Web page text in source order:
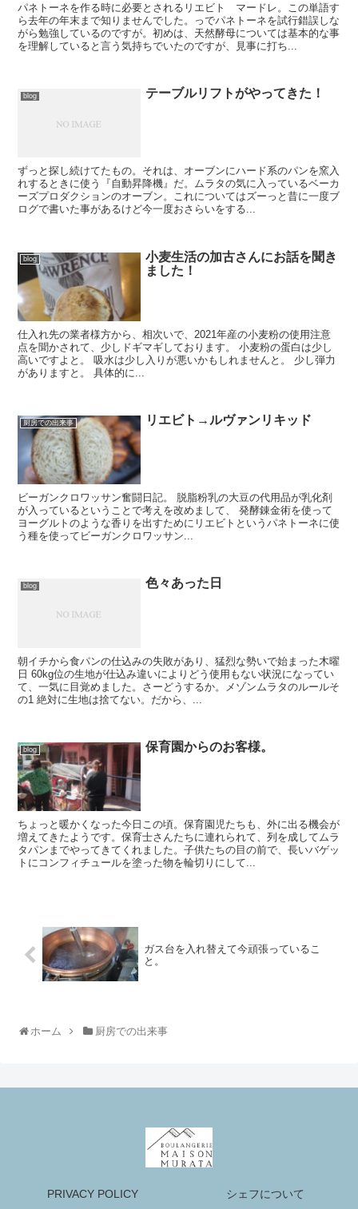
パネトーネを作る時に必要とされるリエビト マードレ。この単語す
ら去年の年末まで知りませんでした。っでパネトーネを試行錯誤しな
がら勉強しているのですが。初めは、天然酵母については基本的な事
を理解していると言う気持ちでいたのですが、見事に打ち...
blog テーブルリフトがやってきた！
ずっと探し続けてたもの。それは、オーブンにハード系のパンを窯入
れするときに使う『自動昇降機』だ。ムラタの気に入っているベーカ
ーズプロダクションのオーブン。これについてはズーっと昔に一度ブ
ログで書いた事があるけど今一度おさらいをする...
blog
小麦生活の加古さんにお話を聞き
ました！
仕入れ先の業者様方から、相次いで、2021年産の小麦粉の使用注意
点を聞かされて、少しドギマギしております。 小麦粉の蛋白は少し
高いですよと。 吸水は少し入りが悪いかもしれませんと。 少し弾力
がありますと。 具体的に...
厨房での出来事 リエビト→ルヴァンリキッド
ビーガンクロワッサン奮闘日記。 脱脂粉乳の大豆の代用品が乳化剤
が入っているということで考えを改めまして、 発酵錬金術を使って
ヨーグルトのような香りを出すためにリエビトというパネトーネに使
う種を使ってビーガンクロワッサン...
blog 色々あった日
朝イチから食パンの仕込みの失敗があり、猛烈な勢いで始まった木曜
日 60kg位の生地が仕込み違いによりどう使用もない状況になってい
て、一気に目覚めました。さーどうするか。メゾンムラタのルールそ
の1 絶対に生地は捨てない。だから、...
blog 保育園からのお客様。
ちょっと暖かくなった今日この頃。保育園児たちも、外に出る機会が
増えてきたようです。保育士さんたちに連れられて、列を成してムラ
タパンまでやってきてくれました。子供たちの目の前で、長いバゲッ
トにコンフィチュールを塗った物を輪切りにして...
ガス台を入れ替えて今頑張っているこ
と。
ホーム 厨房での出来事
PRIVACY POLICY シェフについて